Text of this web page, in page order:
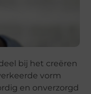
bij het creëren
vorm
en onverzorgd